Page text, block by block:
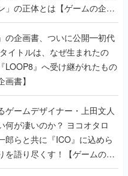
」の正体とは【ゲームの企画
の企画書、ついに公開━初代
イトルは、なぜ生まれたの
LOOP8』へ受け継がれたもの
画書】
ゲームデザイナー・上田文人
何が凄いのか？ ヨコオタロ
郎らと共に『ICO』に込めら
を語り尽くす！【ゲームの企